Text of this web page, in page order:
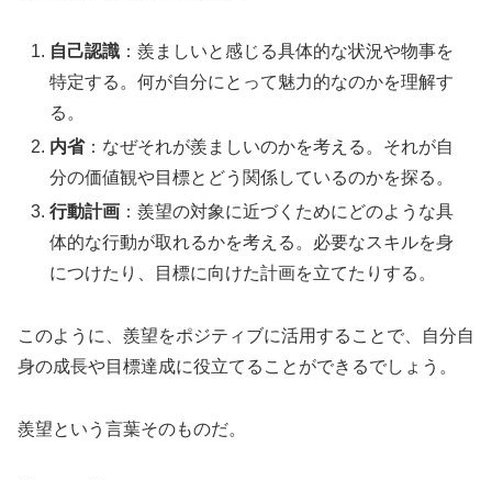
自己認識 ：羨ましいと感じる具体的な状況や物事を
特定する。何が自分にとって魅力的なのかを理解す
る。
内省：なぜそれが羨ましいのかを考える。それが自
分の価値観や目標とどう関係しているのかを探る。
行動計画 ：羨望の対象に近づくためにどのような具
体的な行動が取れるかを考える。必要なスキルを身
につけたり、目標に向けた計画を立てたりする。
このように、羨望をポジティブに活用することで、自分自
身の成長や目標達成に役立てることができるでしょう。
羨望という言葉そのものだ。